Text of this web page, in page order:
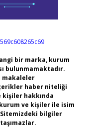
bir marka, kurum
bulunmamaktadır.
makaleler
haber niteliği
kişiler hakkında
ve kişiler ile isim
bilgiler